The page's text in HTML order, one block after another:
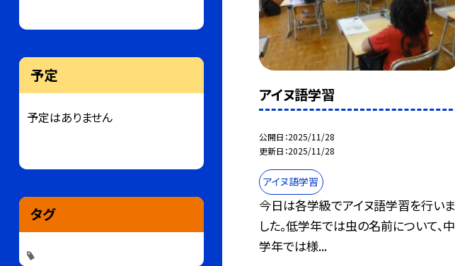
アイヌ語学習
公開日 2025/11/28
更新日 2025/11/28
アイヌ語学習
今日は各学級でアイヌ語学習を行いま
した。低学年では虫の名前について、中
学年では様...
予定
予定はありません
タグ